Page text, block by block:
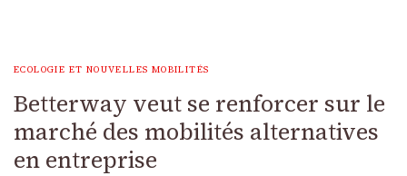
ECOLOGIE ET NOUVELLES MOBILITÉS
Betterway veut se renforcer sur le
marché des mobilités alternatives
en entreprise